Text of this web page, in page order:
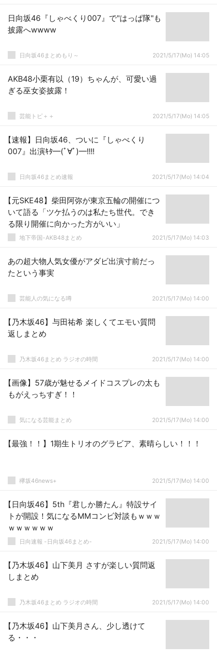
日向坂46『しゃべくり007』で"はっぱ隊"も
披露へwwww
日向坂46まとめもり～ 2021/5/17(Mo) 14:05
AKB48小栗有以（19）ちゃんが、可愛い過
ぎる巫女姿披露！
芸能トピ＋＋ 2021/5/17(Mo) 14:05
【速報】日向坂46、ついに『しゃべくり
007』出演ｷﾀ━(ﾟ∀ﾟ)━!!!!
日向坂46まとめ速報 2021/5/17(Mo) 14:04
【元SKE48】柴田阿弥が東京五輪の開催につ
いて語る「ツケ払うのは私たち世代。でき
る限り開催に向かった方がいい」
地下帝国-AKB48まとめ 2021/5/17(Mo) 14:03
あの超大物人気女優がアダビ出演寸前だっ
たという事実
芸能人の気になる噂 2021/5/17(Mo) 14:00
【乃木坂46】与田祐希 楽しくてエモい質問
返しまとめ
乃木坂46まとめ ラジオの時間 2021/5/17(Mo) 14:00
【画像】57歳が魅せるメイドコスプレの太も
もがえっちすぎ！！
気になる芸能まとめ 2021/5/17(Mo) 14:00
【最強！！】1期生トリオのグラビア、素晴らしい！！！
欅坂46news+ 2021/5/17(Mo) 14:00
【日向坂46】5th『君しか勝たん』特設サイ
トが開設！気になるMMコンビ対談もｗｗｗ
ｗｗｗｗｗｗ
日向速報 -日向坂46まとめ- 2021/5/17(Mo) 14:00
【乃木坂46】山下美月 さすが楽しい質問返
しまとめ
乃木坂46まとめ ラジオの時間 2021/5/17(Mo) 14:00
【乃木坂46】山下美月さん、少し透けて
る・・・